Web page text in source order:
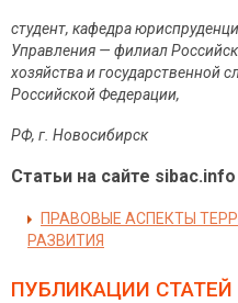
студент, кафедра
Управления — филиал
хозяйства и государственной
Российской Федерации,
РФ, г. Новосибирск
Статьи на сайте sibac.info
ПРАВОВЫЕ АСПЕКТЫ
РАЗВИТИЯ
ПУБЛИКАЦИИ СТАТЕЙ